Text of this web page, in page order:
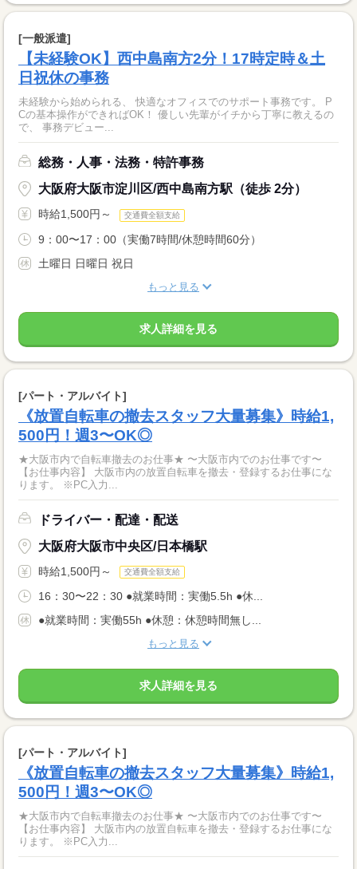
[一般派遣]
【未経験OK】西中島南方2分！17時定時＆土
日祝休の事務
未経験から始められる、 快適なオフィスでのサポート事務です。 P
Cの基本操作ができればOK！ 優しい先輩がイチから丁寧に教えるの
で、 事務デビュー...
総務・人事・法務・特許事務
大阪府大阪市淀川区/西中島南方駅（徒歩 2分）
時給1,500円～ 交通費全額支給
9：00〜17：00（実働7時間/休憩時間60分）
土曜日 日曜日 祝日
もっと見る
求人詳細を見る
[パート・アルバイト]
《放置自転車の撤去スタッフ大量募集》時給1,
500円！週3〜OK◎
★大阪市内で自転車撤去のお仕事★ 〜大阪市内でのお仕事です〜
【お仕事内容】 大阪市内の放置自転車を撤去・登録するお仕事にな
ります。 ※PC入力...
ドライバー・配達・配送
大阪府大阪市中央区/日本橋駅
時給1,500円～ 交通費全額支給
16：30〜22：30 ●就業時間：実働5.5h ●休...
●就業時間：実働55h ●休憩：休憩時間無し...
もっと見る
求人詳細を見る
[パート・アルバイト]
《放置自転車の撤去スタッフ大量募集》時給1,
500円！週3〜OK◎
★大阪市内で自転車撤去のお仕事★ 〜大阪市内でのお仕事です〜
【お仕事内容】 大阪市内の放置自転車を撤去・登録するお仕事にな
ります。 ※PC入力...